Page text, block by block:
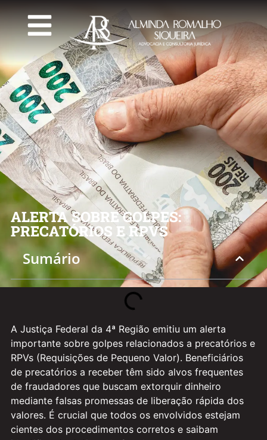
ALERTA SOBRE GOLPES:
PRECATÓRIOS E RPVS
Sumário
A Justiça Federal da 4ª Região emitiu um alerta
importante sobre golpes relacionados a precatórios e
RPVs (Requisições de Pequeno Valor). Beneficiários
de precatórios a receber têm sido alvos frequentes
de fraudadores que buscam extorquir dinheiro
mediante falsas promessas de liberação rápida dos
valores. É crucial que todos os envolvidos estejam
cientes dos procedimentos corretos e saibam